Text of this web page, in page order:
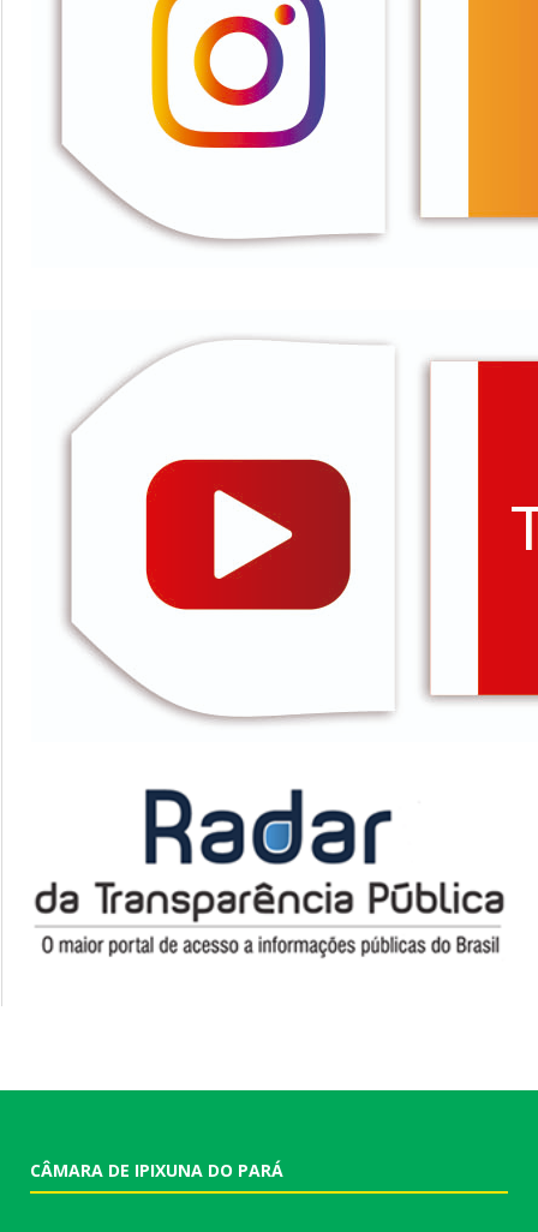
CÂMARA DE IPIXUNA DO PARÁ